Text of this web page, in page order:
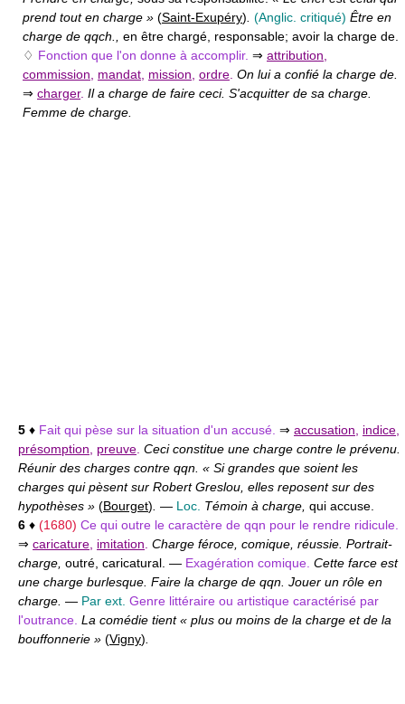
prend tout en charge » (Saint-Exupéry). (Anglic. critiqué) Être en
charge de qqch., en être chargé, responsable; avoir la charge de.
♢ Fonction que l'on donne à accomplir. ⇒ attribution,
commission, mandat, mission, ordre. On lui a confié la charge de.
⇒ charger. Il a charge de faire ceci. S'acquitter de sa charge.
Femme de charge.
5 ♦ Fait qui pèse sur la situation d'un accusé. ⇒ accusation, indice,
présomption, preuve. Ceci constitue une charge contre le prévenu.
Réunir des charges contre qqn. « Si grandes que soient les
charges qui pèsent sur Robert Greslou, elles reposent sur des
hypothèses » (Bourget). — Loc. Témoin à charge, qui accuse.
6 ♦ (1680) Ce qui outre le caractère de qqn pour le rendre ridicule.
⇒ caricature, imitation. Charge féroce, comique, réussie. Portrait-
charge, outré, caricatural. — Exagération comique. Cette farce est
une charge burlesque. Faire la charge de qqn. Jouer un rôle en
charge. — Par ext. Genre littéraire ou artistique caractérisé par
l'outrance. La comédie tient « plus ou moins de la charge et de la
bouffonnerie » (Vigny).